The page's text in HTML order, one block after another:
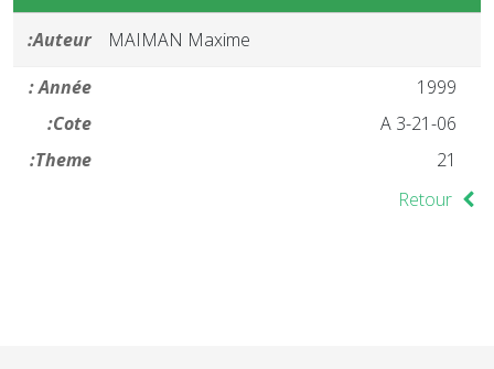
Auteur:
MAIMAN Maxime
Année :
1999
Cote:
21-06-A 3
Theme:
21
Retour